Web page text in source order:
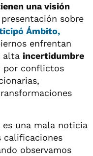
una visión
sobre
Ámbito,
enfrentan
alta incertidumbre
por conflictos
es una mala noticia
calificaciones
observamos